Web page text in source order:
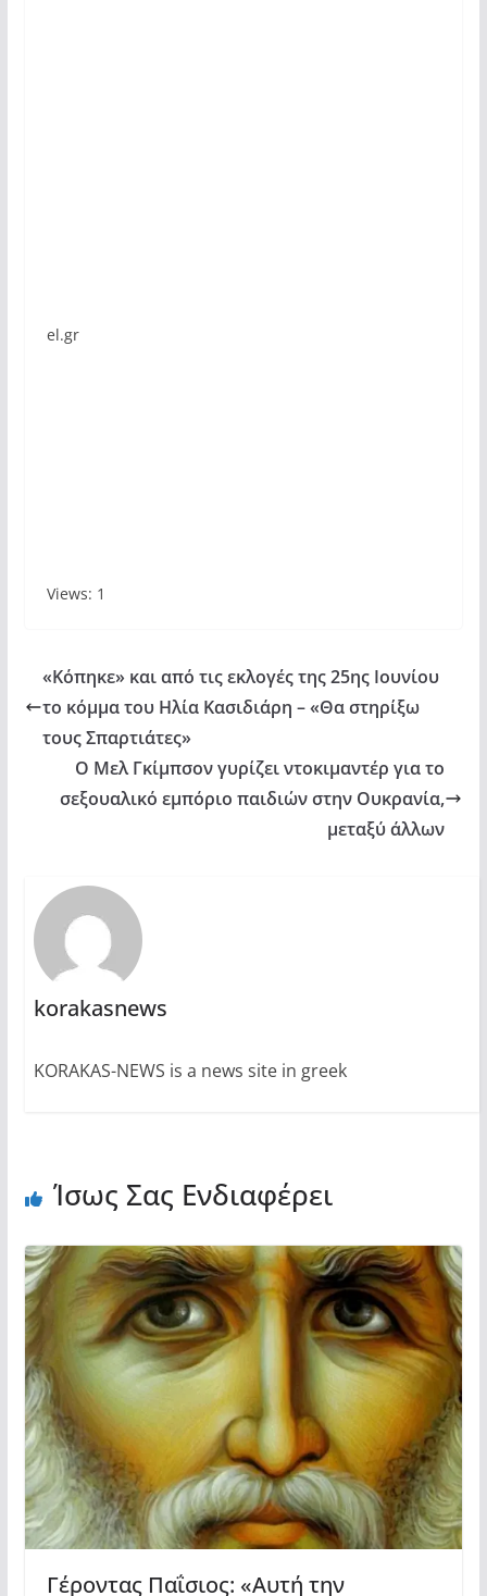
el.gr
Views: 1
«Κόπηκε» και από τις εκλογές της 25ης Ιουνίου
το κόμμα του Ηλία Κασιδιάρη – «Θα στηρίξω
τους Σπαρτιάτες»
Ο Μελ Γκίμπσον γυρίζει ντοκιμαντέρ για το
σεξουαλικό εμπόριο παιδιών στην Ουκρανία,
μεταξύ άλλων
korakasnews
KORAKAS-NEWS is a news site in greek
Ίσως Σας Ενδιαφέρει
Γέροντας Παΐσιος: «Αυτή την